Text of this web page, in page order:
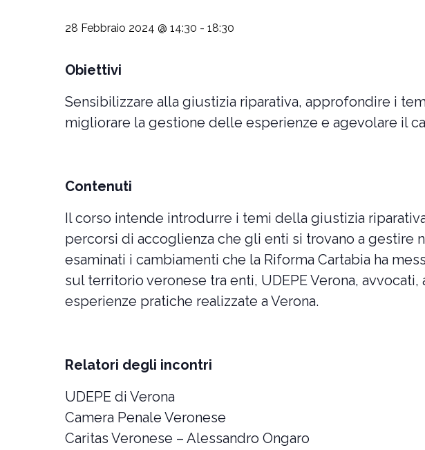
28 Febbraio 2024 @ 14:30 - 18:30
Obiettivi
Sensibilizzare alla giustizia riparativa, approfondire i
migliorare la gestione delle esperienze e agevolare il
Contenuti
Il corso intende introdurre i temi della giustizia
percorsi di accoglienza che gli enti si trovano a gestire
esaminati i cambiamenti che la Riforma Cartabia ha
sul territorio veronese tra enti, UDEPE Verona,
esperienze pratiche realizzate a Verona.
Relatori degli incontri
UDEPE di Verona
Camera Penale Veronese
Caritas Veronese – Alessandro Ongaro